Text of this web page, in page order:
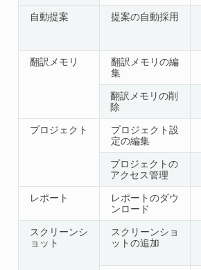
自動提案 提案の自動採用
翻訳メモリ
翻訳メモリの編
集
翻訳メモリの削
除
プロジェクト
プロジェクト設
定の編集
プロジェクトの
アクセス管理
レポート
レポートのダウ
ンロード
スクリーンシ
ョット
スクリーンショ
ットの追加